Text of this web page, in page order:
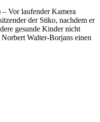
Vor laufender Kamera
der Stiko, nachdem er
gesunde Kinder nicht
Walter-Borjans einen